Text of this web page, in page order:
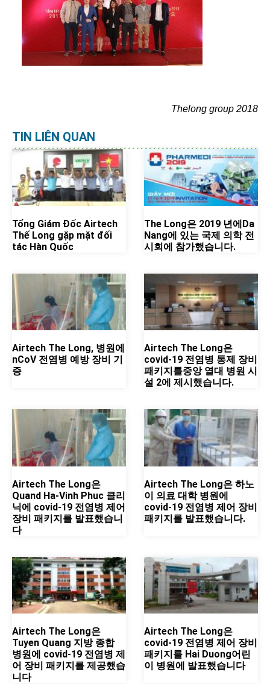
Thelong group 2018
TIN LIÊN QUAN
Tổng Giám Đốc Airtech
Thế Long gặp mặt đối
tác Hàn Quốc
The Long은 2019 년에Da
Nang에 있는 국제 의학 전
시회에 참가했습니다.
Airtech The Long, 병원에
nCoV 전염병 예방 장비 기
증
Airtech The Long은
covid-19 전염병 통제 장비
패키지를중앙 열대 병원 시
설 2에 제시했습니다.
Airtech The Long은
Quand Ha-Vinh Phuc 클리
닉에 covid-19 전염병 제어
장비 패키지를 발표했습니
다
Airtech The Long은 하노
이 의료 대학 병원에
covid-19 전염병 제어 장비
패키지를 발표했습니다.
Airtech The Long은
Tuyen Quang 지방 종합
병원에 covid-19 전염병 제
어 장비 패키지를 제공했습
니다
Airtech The Long은
covid-19 전염병 제어 장비
패키지를 Hai Duong어린
이 병원에 발표했습니다